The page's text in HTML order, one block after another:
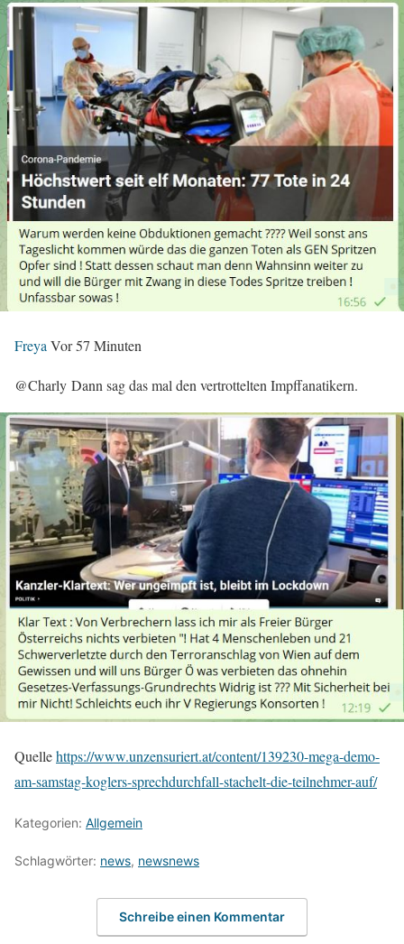
Freya Vor 57 Minuten
@Charly Dann sag das mal den vertrottelten Impffanatikern.
Quellehttps://www.unzensuriert.at/content/139230-mega-demo-
am-samstag-koglers-sprechdurchfall-stachelt-die-teilnehmer-auf/
Kategorien: Allgemein
Schlagwörter: news, newsnews
Schreibe einen Kommentar